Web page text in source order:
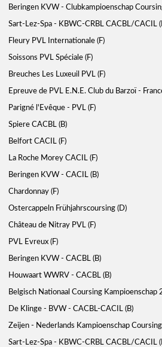
Beringen KVW - Clubkampioenschap
Sart-Lez-Spa - KBWC-CRBL CACBL/CACIL
Fleury PVL Internationale (F)
Soissons PVL Spéciale (F)
Breuches Les Luxeuil PVL (F)
Epreuve de PVL E.N.E. Club du Barzoï -
Parigné l'Evêque - PVL (F)
Spiere CACBL (B)
Belfort CACIL (F)
La Roche Morey CACIL (F)
Beringen KVW - CACIL (B)
Chardonnay (F)
Ostercappeln Frühjahrscoursing (D)
Château de Nitray PVL (F)
PVL Evreux (F)
Beringen KVW - CACBL (B)
Houwaart WWRV - CACBL (B)
Belgisch Nationaal Coursing
De Klinge - BVW - CACBL-CACIL (B)
Zeijen - Nederlands Kampioenschap
Sart-Lez-Spa - KBWC-CRBL CACBL/CACIL